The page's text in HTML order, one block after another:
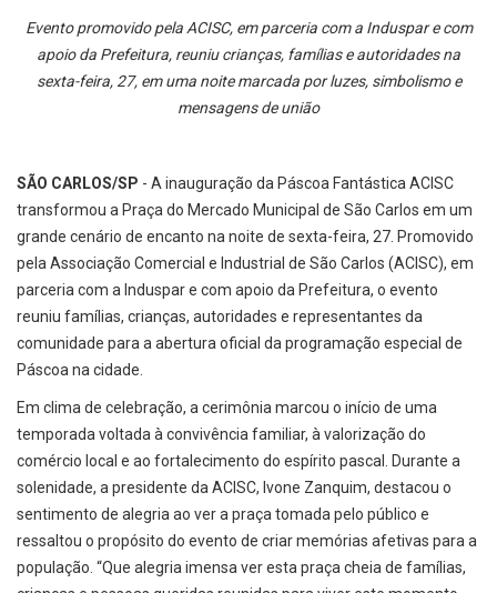
Evento promovido pela ACISC, em parceria com a Induspar e com
apoio da Prefeitura, reuniu crianças, famílias e autoridades na
sexta-feira, 27, em uma noite marcada por luzes, simbolismo e
mensagens de união
SÃO CARLOS/SP - A inauguração da Páscoa Fantástica ACISC
transformou a Praça do Mercado Municipal de São Carlos em um
grande cenário de encanto na noite de sexta-feira, 27. Promovido
pela Associação Comercial e Industrial de São Carlos (ACISC), em
parceria com a Induspar e com apoio da Prefeitura, o evento
reuniu famílias, crianças, autoridades e representantes da
comunidade para a abertura oficial da programação especial de
Páscoa na cidade.
Em clima de celebração, a cerimônia marcou o início de uma
temporada voltada à convivência familiar, à valorização do
comércio local e ao fortalecimento do espírito pascal. Durante a
solenidade, a presidente da ACISC, Ivone Zanquim, destacou o
sentimento de alegria ao ver a praça tomada pelo público e
ressaltou o propósito do evento de criar memórias afetivas para a
população. “Que alegria imensa ver esta praça cheia de famílias,